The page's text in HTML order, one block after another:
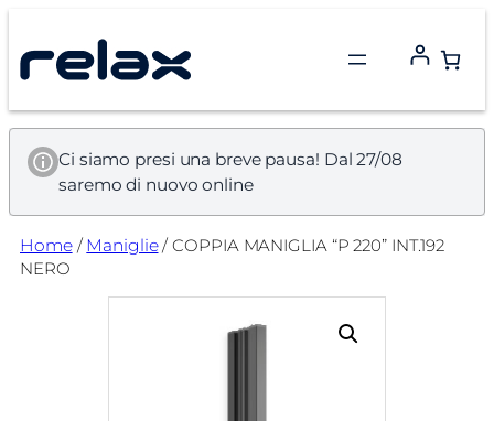
contenuto
Ci siamo presi una breve pausa! Dal 27/08
saremo di nuovo online
Home/Maniglie/ COPPIA MANIGLIA “P 220” INT.192
NERO